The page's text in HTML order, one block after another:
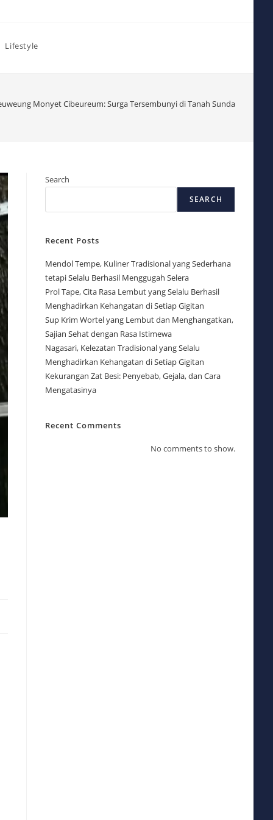
Lifestyle
Monyet Cibeureum: Surga Tersembunyi di Tanah Sunda
Search
SEARCH
Recent Posts
Mendol Tempe, Kuliner Tradisional yang Sederhana
tetapi Selalu Berhasil Menggugah Selera
Prol Tape, Cita Rasa Lembut yang Selalu Berhasil
Menghadirkan Kehangatan di Setiap Gigitan
Sup Krim Wortel yang Lembut dan Menghangatkan,
Sajian Sehat dengan Rasa Istimewa
Nagasari, Kelezatan Tradisional yang Selalu
Menghadirkan Kehangatan di Setiap Gigitan
Kekurangan Zat Besi: Penyebab, Gejala, dan Cara
Mengatasinya
Recent Comments
No comments to show.